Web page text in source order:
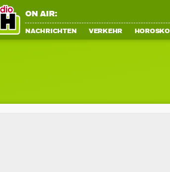
ON AIR:
NACHRICHTEN VERKEHR